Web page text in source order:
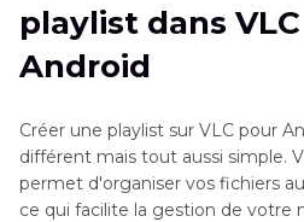
playlist dans
Android
Créer une playlist sur VLC pour
différent mais tout aussi simple.
permet d'organiser vos fichiers
ce qui facilite la gestion de votre